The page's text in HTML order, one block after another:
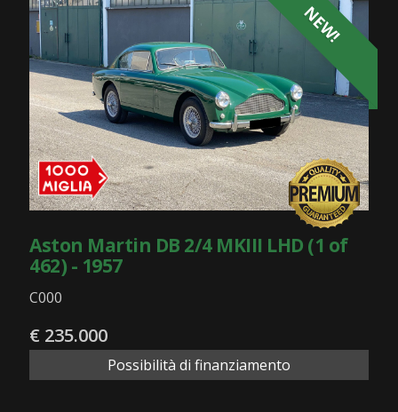
NEW!
Aston Martin DB 2/4 MKIII LHD (1 of
462) - 1957
C000
€ 235.000
Possibilità di finanziamento